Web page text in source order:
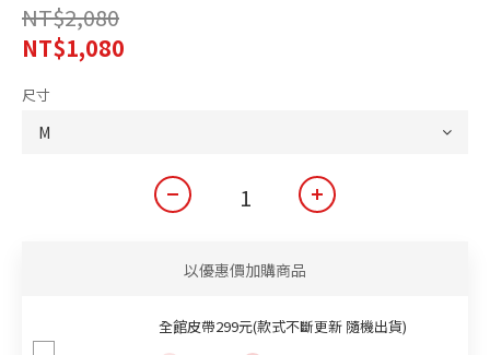
NT$2,080
NT$1,080
尺寸
以優惠價加購商品
全館皮帶299元(款式不斷更新 隨機出貨)